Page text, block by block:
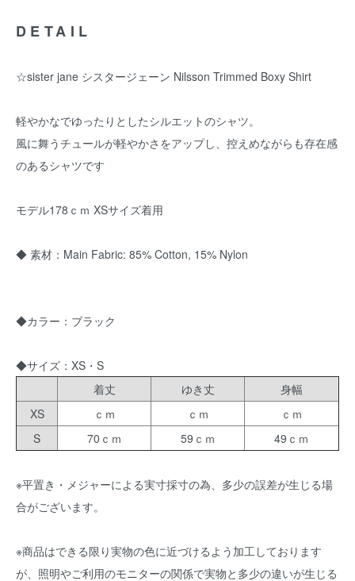
DETAIL
☆sister jane シスタージェーン Nilsson Trimmed Boxy Shirt
軽やかなでゆったりとしたシルエットのシャツ。
風に舞うチュールが軽やかさをアップし、控えめながらも存在感
のあるシャツです
モデル178ｃｍ XSサイズ着用
◆ 素材：Main Fabric: 85% Cotton, 15% Nylon
◆カラー：ブラック
◆サイズ：XS・S
着丈
ゆき丈
身幅
XS
ｃｍ ｃｍ
ｃｍ
S
70ｃｍ 59ｃｍ 49ｃｍ
※平置き・メジャーによる実寸採寸の為、多少の誤差が生じる場
合がございます。
※商品はできる限り実物の色に近づけるよう加工しております
が、照明やご利用のモニターの関係で実物と多少の違いが生じる